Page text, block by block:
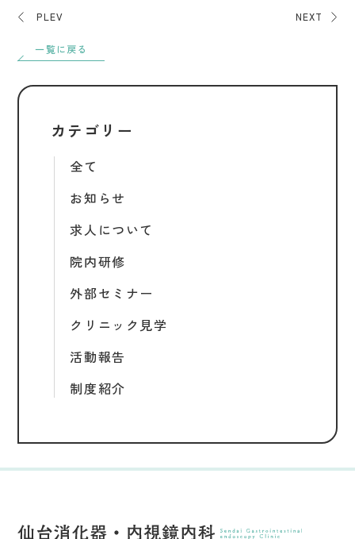
PLEV NEXT
一覧に戻る
カテゴリー
全て
お知らせ
求人について
院内研修
外部セミナー
クリニック見学
活動報告
制度紹介